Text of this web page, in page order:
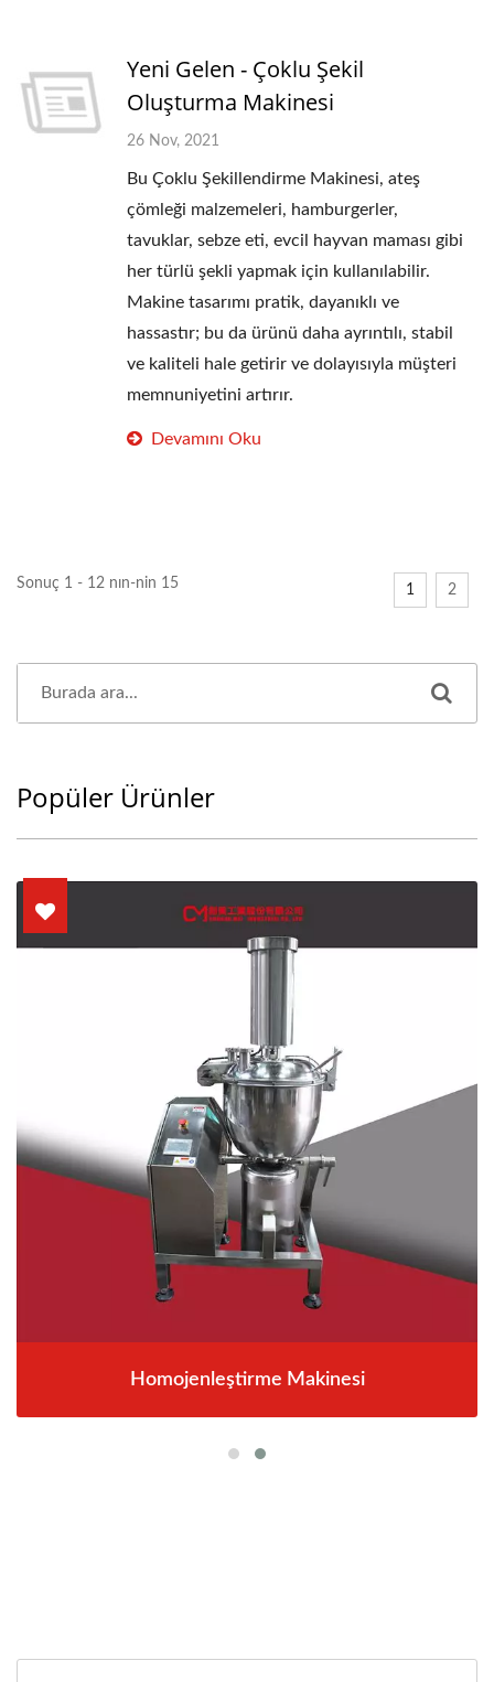
Yeni Gelen - Çoklu Şekil
Oluşturma Makinesi
26 Nov, 2021
Bu Çoklu Şekillendirme Makinesi, ateş
çömleği malzemeleri, hamburgerler,
tavuklar, sebze eti, evcil hayvan maması gibi
her türlü şekli yapmak için kullanılabilir.
Makine tasarımı pratik, dayanıklı ve
hassastır; bu da ürünü daha ayrıntılı, stabil
ve kaliteli hale getirir ve dolayısıyla müşteri
memnuniyetini artırır.
Devamını Oku
Sonuç 1 - 12 nın-nin 15 1 2
Popüler Ürünler
Homojenleştirme Makinesi